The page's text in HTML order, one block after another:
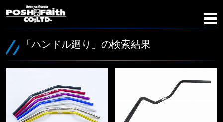
「ハンドル廻り」の検索結果